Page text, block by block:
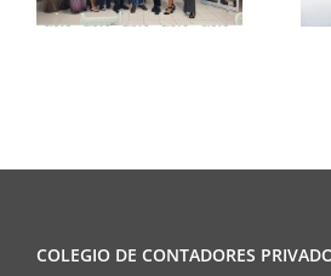
COLEGIO DE CONTADORES